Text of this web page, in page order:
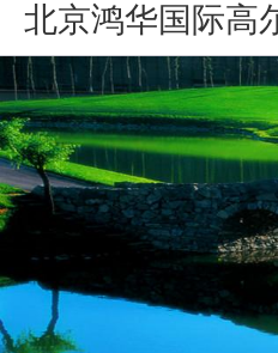
北京鸿华国际高